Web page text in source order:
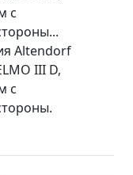
с
Altendorf
III D,
с